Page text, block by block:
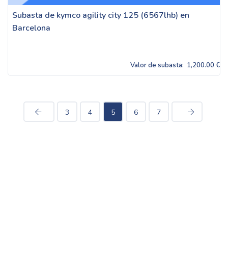
Subasta de kymco agility city 125 (6567lhb) en
Barcelona
Valor de subasta: 1,200.00 €
3 4 5 6 7